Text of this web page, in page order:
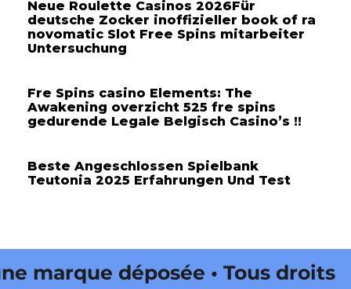
Neue Roulette Casinos 2026Für
deutsche Zocker inoffizieller book of ra
novomatic Slot Free Spins mitarbeiter
Untersuchung
Fre Spins casino Elements: The
Awakening overzicht 525 fre spins
gedurende Legale Belgisch Casino’s !!
Beste Angeschlossen Spielbank
Teutonia 2025 Erfahrungen Und Test
déposée • Tous droits